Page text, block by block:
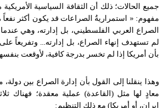
جميع الحالات؛ ذلك أن الثقافة السياسية
مفهوم: « استمراريةُ الصراعات قد يكون أكثر نفعاً
الصراع العربي الفلسطيني، بل إدارته، وهي
لم تستهدف إنهاء الصراع، بل إدارته... وتفريعاً
بأن أمريكا إذا لم تخسر بدرجة كافية، لأوقعت
وهذا ينقلنا إلى القول بأن إدارة الصراع بين دولة،
معادٍ لها مثل (القاعدة) عملية معقدة؛ فهناك
إيران، أو أمريكا) مع ذلك التنظيم: